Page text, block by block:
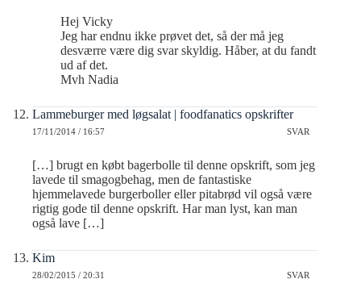
Hej Vicky
Jeg har endnu ikke prøvet det, så der må jeg
desværre være dig svar skyldig. Håber, at du fandt
ud af det.
Mvh Nadia
Lammeburger med løgsalat | foodfanatics opskrifter
17/11/2014 / 16:57 SVAR
[…] brugt en købt bagerbolle til denne opskrift, som jeg
lavede til smagogbehag, men de fantastiske
hjemmelavede burgerboller eller pitabrød vil også være
rigtig gode til denne opskrift. Har man lyst, kan man
også lave […]
Kim
28/02/2015 / 20:31 SVAR